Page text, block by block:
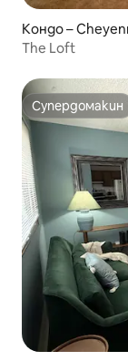
Кондо –
The Loft
Супердомакин
Супердомакин